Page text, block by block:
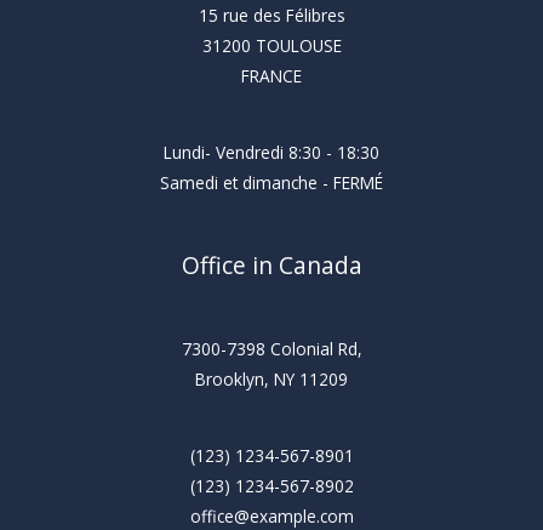
15 rue des Félibres
31200 TOULOUSE
FRANCE
Lundi- Vendredi 8:30 - 18:30
Samedi et dimanche - FERMÉ
Office in Canada
7300-7398 Colonial Rd,
Brooklyn, NY 11209
(123) 1234-567-8901
(123) 1234-567-8902
office@example.com